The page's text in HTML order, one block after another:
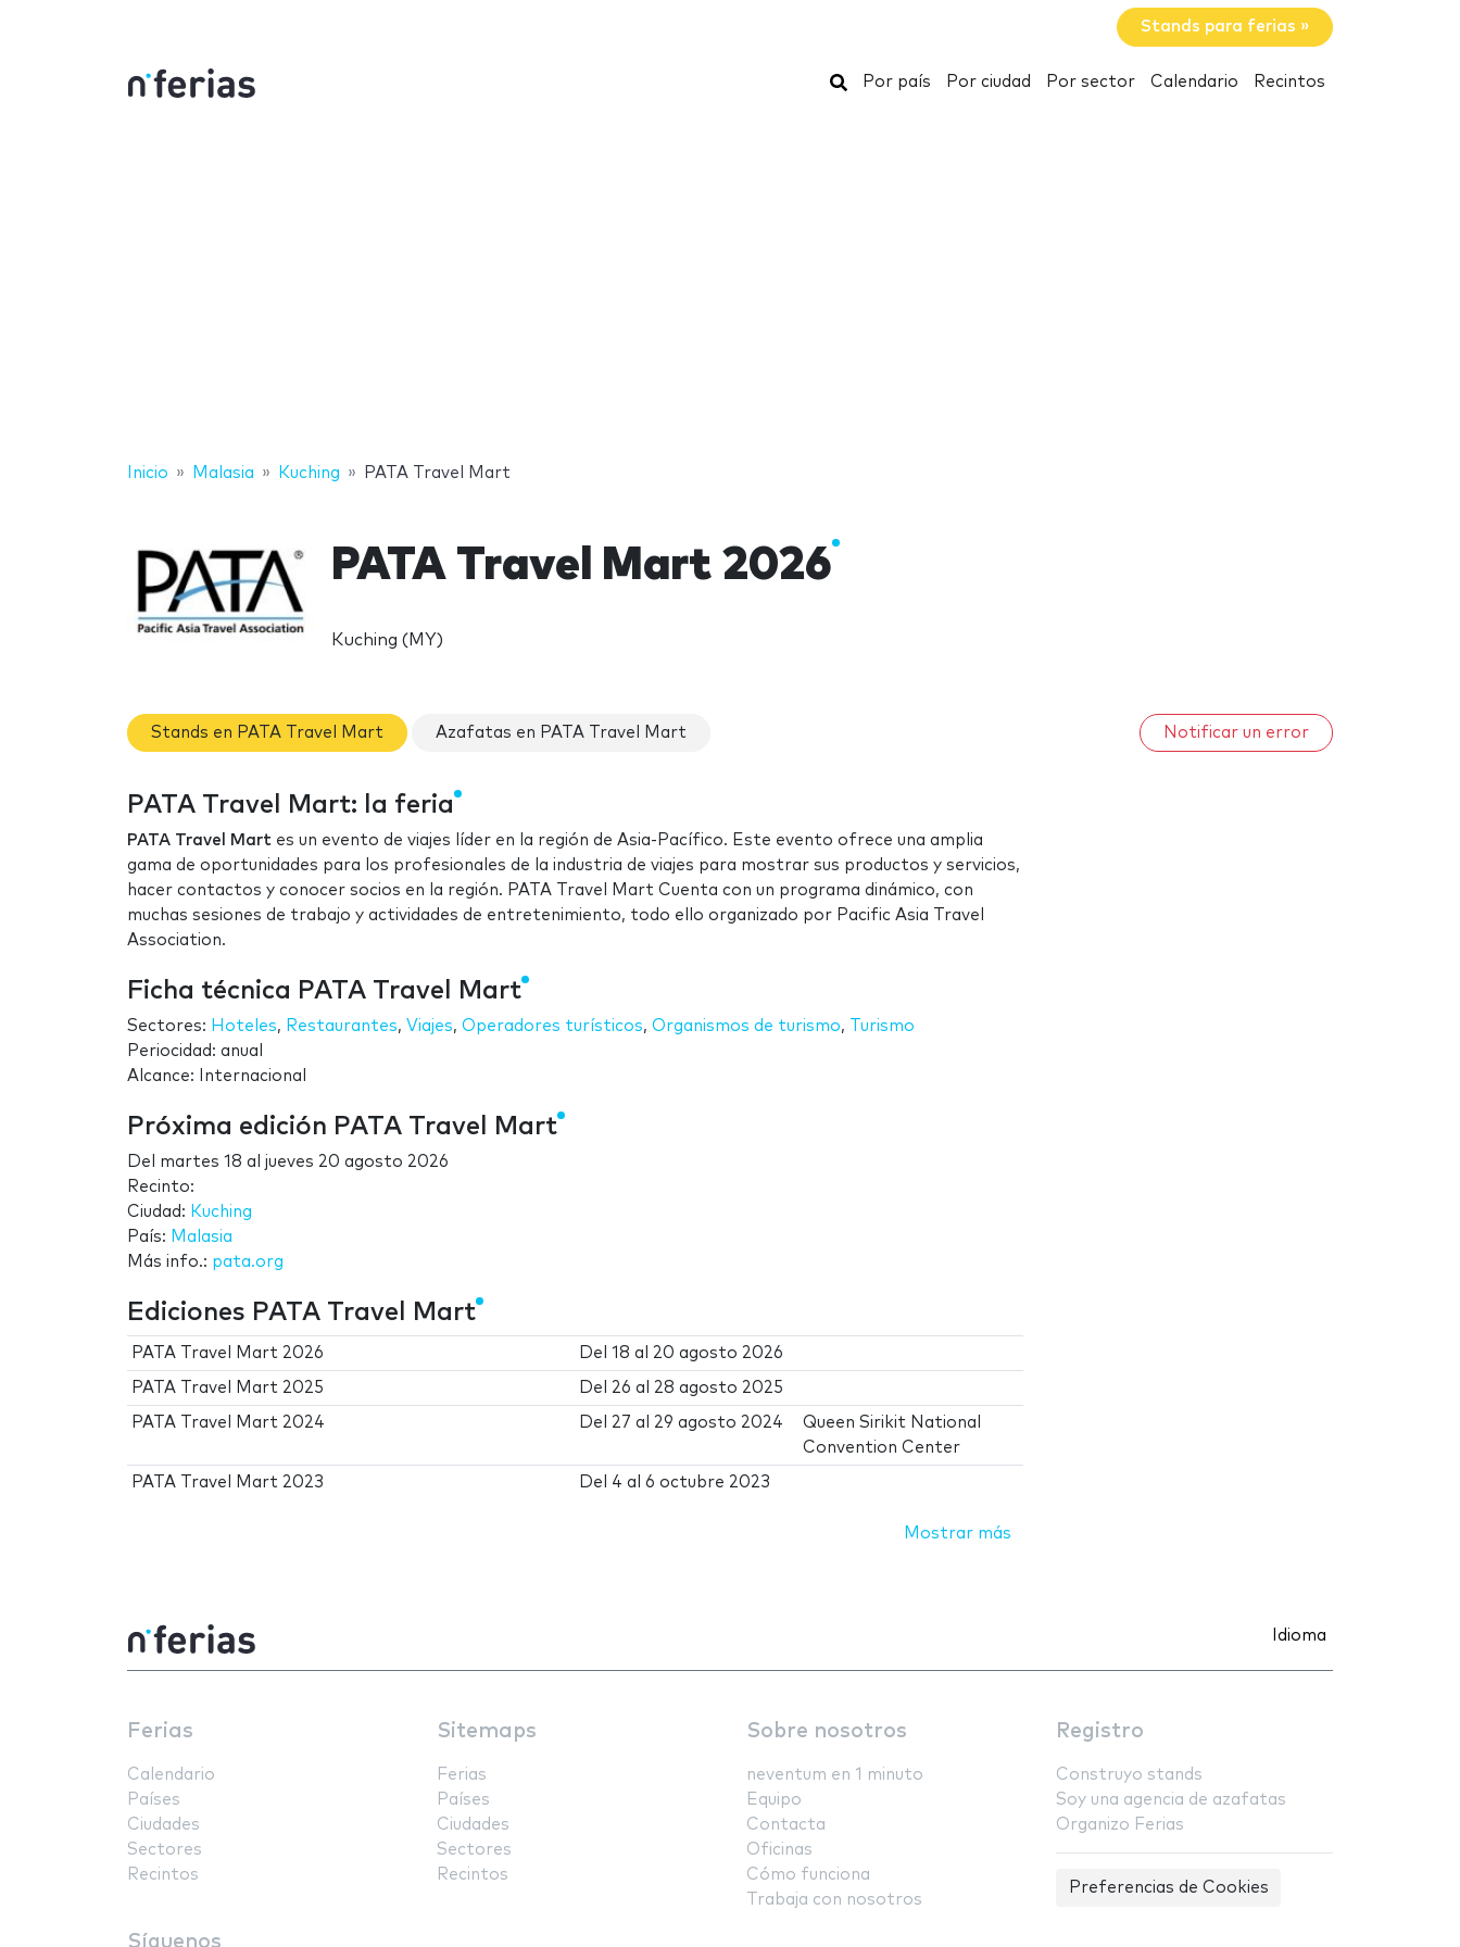
Stands para ferias »
Buscar
Por país Por ciudad Por sector Calendario Recintos
Inicio Malasia Kuching PATA Travel Mart
PATA Travel Mart 2026
Kuching (MY)
Stands en PATA Travel Mart Azafatas en PATA Travel Mart Notificar un error
PATA Travel Mart: la feria
PATA Travel Mart es un evento de viajes líder en la región de Asia-Pacífico. Este evento ofrece una amplia
gama de oportunidades para los profesionales de la industria de viajes para mostrar sus productos y servicios,
hacer contactos y conocer socios en la región. PATA Travel Mart Cuenta con un programa dinámico, con
muchas sesiones de trabajo y actividades de entretenimiento, todo ello organizado por Pacific Asia Travel
Association.
Ficha técnica PATA Travel Mart
Sectores: Hoteles, Restaurantes, Viajes, Operadores turísticos, Organismos de turismo,
Turismo
Periocidad: anual
Alcance: Internacional
Próxima edición PATA Travel Mart
Del martes 18 al jueves 20 agosto 2026
Recinto:
Ciudad: Kuching
País: Malasia
Más info.: pata.org
Ediciones PATA Travel Mart
PATA Travel Mart 2026 Del18 al 20 agosto 2026
PATA Travel Mart 2025 Del 26 al 28 agosto 2025
PATA Travel Mart 2024 Del 27 al 29 agosto 2024
Queen Sirikit National
Convention Center
PATA Travel Mart 2023 Del 4 al6 octubre 2023
Mostrar más
Idioma
Ferias
Calendario
Países
Ciudades
Sectores
Recintos
Sitemaps
Ferias
Países
Ciudades
Sectores
Recintos
Sobre nosotros
neventum en 1 minuto
Equipo
Contacta
Oficinas
Cómo funciona
Trabaja con nosotros
Registro
Construyo stands
Soy una agencia de azafatas
Organizo Ferias
Preferencias de Cookies
Síguenos